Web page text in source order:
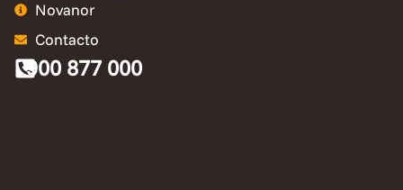
Novanor
Contacto
900 877 000